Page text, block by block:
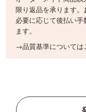
限り返品を承ります
必要に応じて後払い
ます。
→品質基準については